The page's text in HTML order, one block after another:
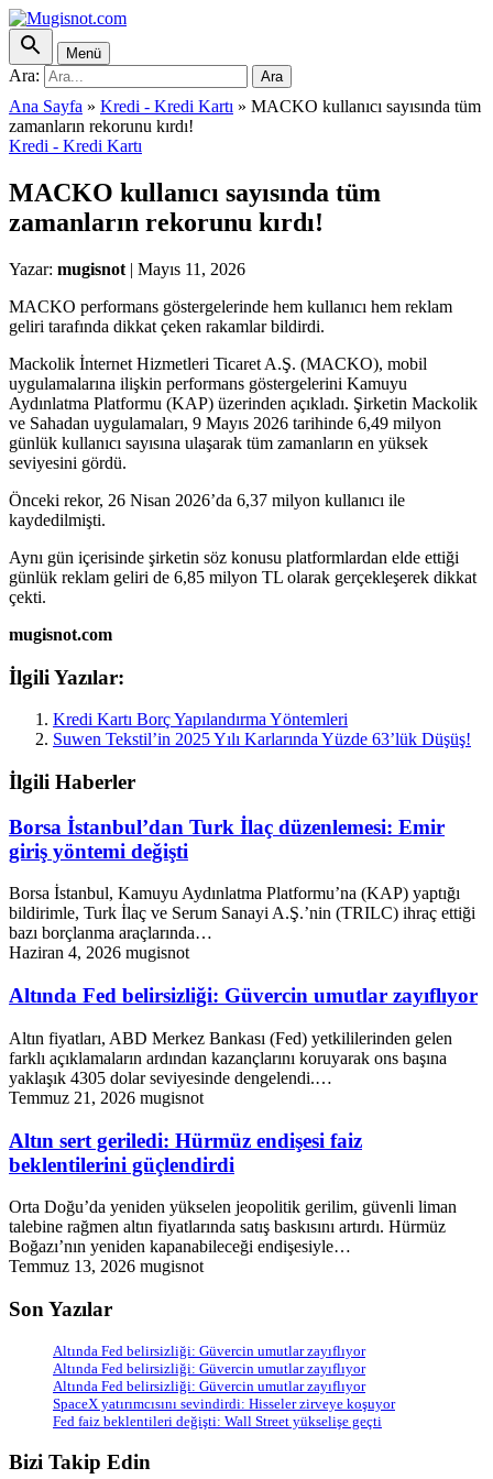
Menü
Ara: Ara
Ana Sayfa » Kredi - Kredi Kartı » MACKO kullanıcı sayısında tüm
zamanların rekorunu kırdı!
Kredi - Kredi Kartı
MACKO kullanıcı sayısında tüm
zamanların rekorunu kırdı!
Yazar: mugisnot | Mayıs 11, 2026
MACKO performans göstergelerinde hem kullanıcı hem reklam
geliri tarafında dikkat çeken rakamlar bildirdi.
Mackolik İnternet Hizmetleri Ticaret A.Ş. (MACKO), mobil
uygulamalarına ilişkin performans göstergelerini Kamuyu
Aydınlatma Platformu (KAP) üzerinden açıkladı. Şirketin Mackolik
ve Sahadan uygulamaları, 9 Mayıs 2026 tarihinde 6,49 milyon
günlük kullanıcı sayısına ulaşarak tüm zamanların en yüksek
seviyesini gördü.
Önceki rekor, 26 Nisan 2026’da 6,37 milyon kullanıcı ile
kaydedilmişti.
Aynı gün içerisinde şirketin söz konusu platformlardan elde ettiği
günlük reklam geliri de 6,85 milyon TL olarak gerçekleşerek dikkat
çekti.
mugisnot.com
İlgili Yazılar:
Kredi Kartı Borç Yapılandırma Yöntemleri
Suwen Tekstil’in 2025 Yılı Karlarında Yüzde 63’lük Düşüş!
İlgili Haberler
Borsa İstanbul’dan Turk İlaç düzenlemesi: Emir
giriş yöntemi değişti
Borsa İstanbul, Kamuyu Aydınlatma Platformu’na (KAP) yaptığı
bildirimle, Turk İlaç ve Serum Sanayi A.Ş.’nin (TRILC) ihraç ettiği
bazı borçlanma araçlarında…
Haziran 4, 2026 mugisnot
Altında Fed belirsizliği: Güvercin umutlar zayıflıyor
Altın fiyatları, ABD Merkez Bankası (Fed) yetkililerinden gelen
farklı açıklamaların ardından kazançlarını koruyarak ons başına
yaklaşık 4305 dolar seviyesinde dengelendi.…
Temmuz 21, 2026 mugisnot
Altın sert geriledi: Hürmüz endişesi faiz
beklentilerini güçlendirdi
Orta Doğu’da yeniden yükselen jeopolitik gerilim, güvenli liman
talebine rağmen altın fiyatlarında satış baskısını artırdı. Hürmüz
Boğazı’nın yeniden kapanabileceği endişesiyle…
Temmuz 13, 2026 mugisnot
Son Yazılar
Altında Fed belirsizliği: Güvercin umutlar zayıflıyor
Altında Fed belirsizliği: Güvercin umutlar zayıflıyor
Altında Fed belirsizliği: Güvercin umutlar zayıflıyor
SpaceX yatırımcısını sevindirdi: Hisseler zirveye koşuyor
Fed faiz beklentileri değişti: Wall Street yükselişe geçti
Bizi Takip Edin